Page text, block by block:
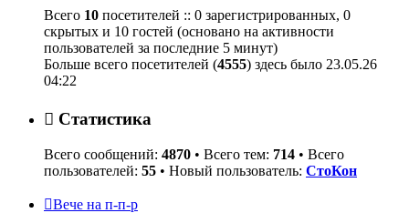
Всего 10 посетителей :: 0 зарегистрированных, 0
скрытых и 10 гостей (основано на активности
пользователей за последние 5 минут)
Больше всего посетителей (4555) здесь было 23.05.26
04:22
Статистика
Всего сообщений: 4870 • Всего тем: 714 • Всего
пользователей: 55 • Новый пользователь: СтоКон
Вече на п-п-р